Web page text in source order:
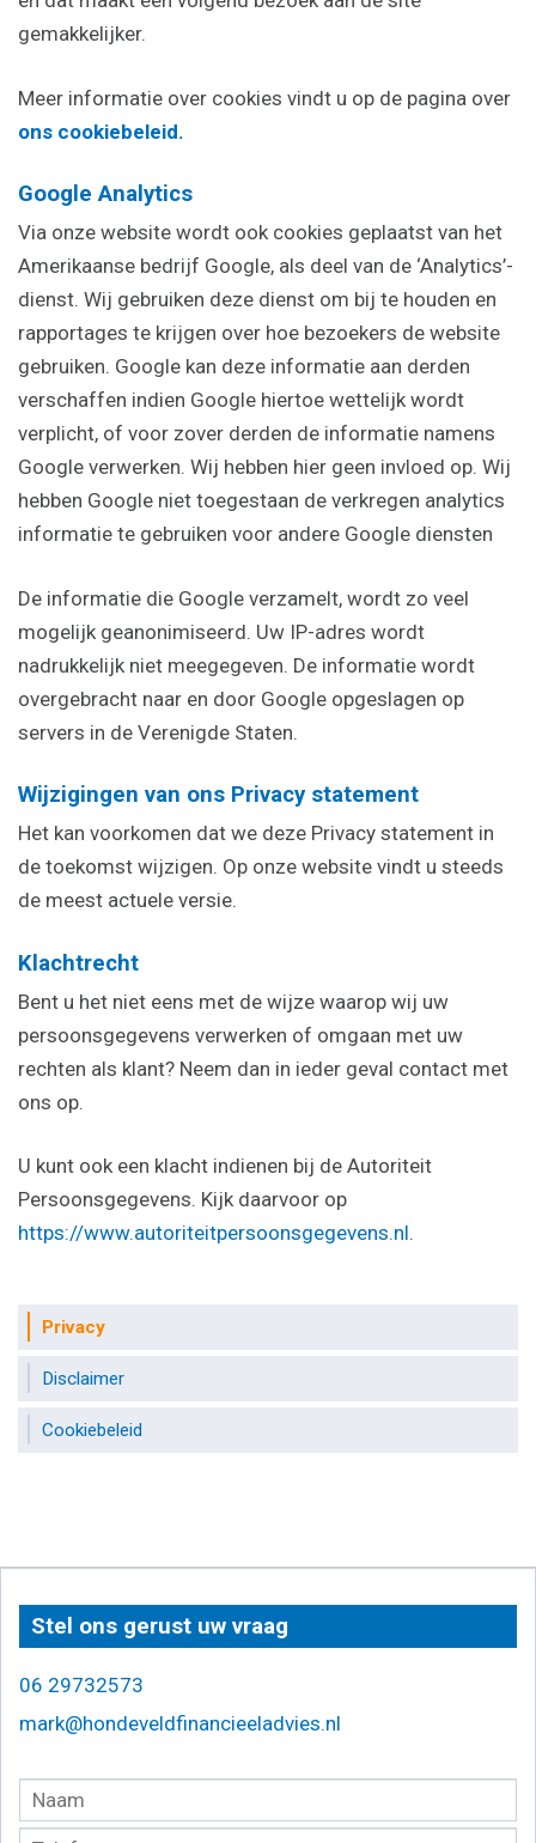
gemakkelijker.
Meer informatie over cookies vindt u op de pagina over
ons cookiebeleid.
Google Analytics
Via onze website wordt ook cookies geplaatst van het
Amerikaanse bedrijf Google, als deel van de ‘Analytics’-
dienst. Wij gebruiken deze dienst om bij te houden en
rapportages te krijgen over hoe bezoekers de website
gebruiken. Google kan deze informatie aan derden
verschaffen indien Google hiertoe wettelijk wordt
verplicht, of voor zover derden de informatie namens
Google verwerken. Wij hebben hier geen invloed op. Wij
hebben Google niet toegestaan de verkregen analytics
informatie te gebruiken voor andere Google diensten
De informatie die Google verzamelt, wordt zo veel
mogelijk geanonimiseerd. Uw IP-adres wordt
nadrukkelijk niet meegegeven. De informatie wordt
overgebracht naar en door Google opgeslagen op
servers in de Verenigde Staten.
Wijzigingen van ons Privacy statement
Het kan voorkomen dat we deze Privacy statement in
de toekomst wijzigen. Op onze website vindt u steeds
de meest actuele versie.
Klachtrecht
Bent u het niet eens met de wijze waarop wij uw
persoonsgegevens verwerken of omgaan met uw
rechten als klant? Neem dan in ieder geval contact met
ons op.
U kunt ook een klacht indienen bij de Autoriteit
Persoonsgegevens. Kijk daarvoor op
https://www.autoriteitpersoonsgegevens.nl.
Privacy
Disclaimer
Cookiebeleid
Stel ons gerust uw vraag
06 29732573
mark@hondeveldfinancieeladvies.nl